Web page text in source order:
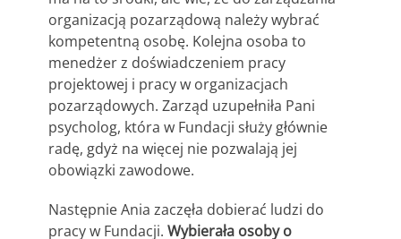
organizacją pozarządową należy wybrać
kompetentną osobę. Kolejna osoba to
menedżer z doświadczeniem pracy
projektowej i pracy w organizacjach
pozarządowych. Zarząd uzupełniła Pani
psycholog, która w Fundacji służy głównie
radę, gdyż na więcej nie pozwalają jej
obowiązki zawodowe.
Następnie Ania zaczęła dobierać ludzi do
pracy w Fundacji. Wybierała osoby o